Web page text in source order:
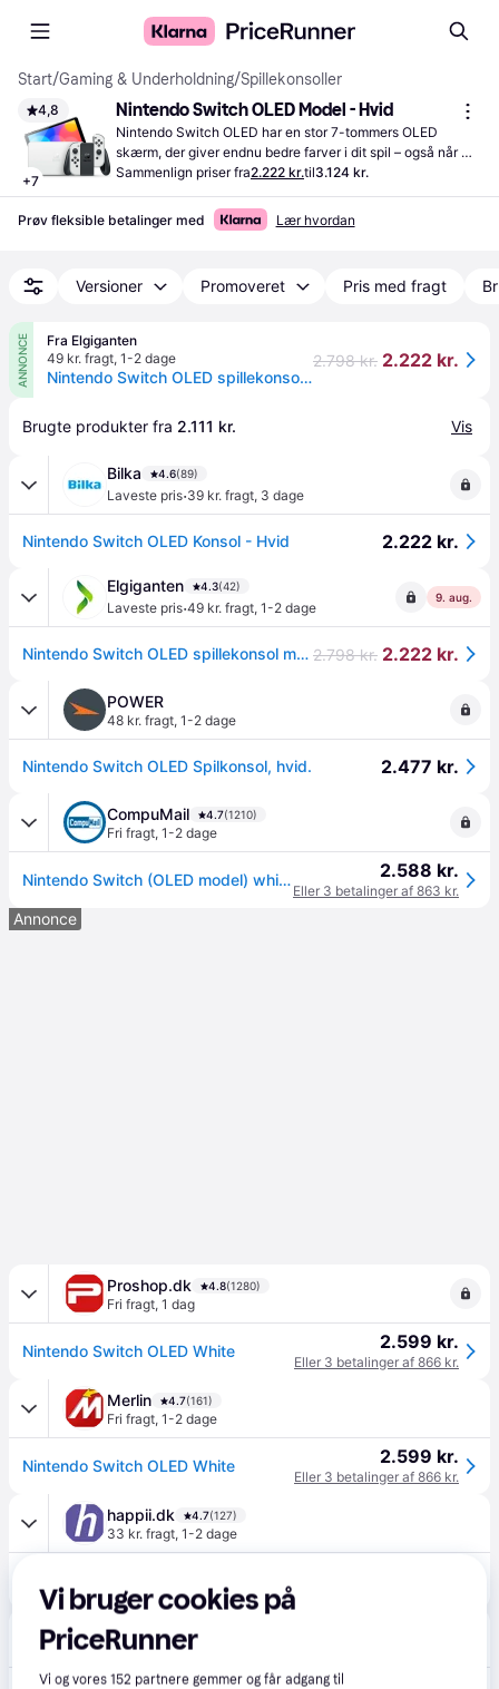
Start/Gaming & Underholdning/Spillekonsoller
4,8
+7
Nintendo Switch OLED Model - Hvid
Nintendo Switch OLED har en stor 7-tommers OLED
skærm, der giver endnu bedre farver i dit spil – også når
solen skinner.  64 GB lagerplads giver plads alle dine
favoritspil.
Sammenlign priser fra2.222 kr.til3.124 kr.
Prøv fleksible betalinger med Lær hvordan
Versioner Promoveret Pris med fragt
ANNONCE
Fra Elgiganten
49 kr. fragt, 1-2 dage
Nintendo Switch OLED spillekonsol med hvide Joy-Con controllere
2.798 kr. 2.222 kr.
Brugte produkter fra 2.111 kr. Vis
Bilka 4.6(89)
Laveste pris·39 kr. fragt, 3 dage
Nintendo Switch OLED Konsol - Hvid 2.222 kr.
Elgiganten 4.3(42)
Laveste pris·49 kr. fragt, 1-2 dage
9. aug.
Nintendo Switch OLED spillekonsol med hvide Joy-Con controllere 2.798 kr. 2.222 kr.
POWER
48 kr. fragt, 1-2 dage
Nintendo Switch OLED Spilkonsol, hvid. 2.477 kr.
CompuMail 4.7(1210)
Fri fragt, 1-2 dage
Nintendo Switch (OLED model) white set --> På lager, levering hos dig 08-08-2026 2.588 kr.
Eller 3 betalinger af 863 kr.
Annonce
Proshop.dk 4.8(1280)
Fri fragt, 1 dag
Nintendo Switch OLED White 2.599 kr.
Eller 3 betalinger af 866 kr.
Merlin 4.7(161)
Fri fragt, 1-2 dage
Nintendo Switch OLED White 2.599 kr.
Eller 3 betalinger af 866 kr.
happii.dk 4.7(127)
33 kr. fragt, 1-2 dage
Droneland.dk
Fri fragt
Vi bruger cookies på
PriceRunner
Vi og vores152 partnere gemmer og får adgang til